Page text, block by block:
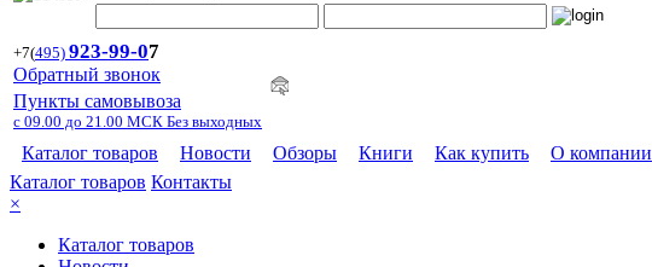
+7(495) 923-99-07
Обратный звонок
Пункты самовывоза
с 09.00 до 21.00 МСК Без выходных
Каталог товаров Новости Обзоры Книги Как купить
О компании
Каталог товаров Контакты
×
Каталог товаров